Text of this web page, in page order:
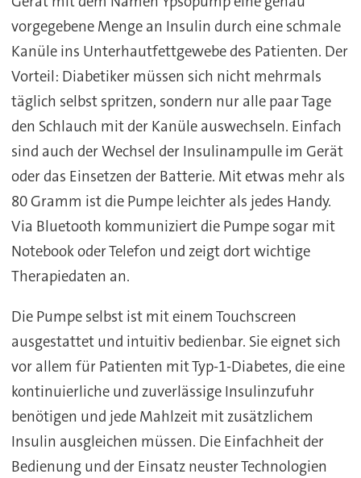
vorgegebene Menge an Insulin durch eine schmale
Kanüle ins Unterhautfettgewebe des Patienten. Der
Vorteil: Diabetiker müssen sich nicht mehrmals
täglich selbst spritzen, sondern nur alle paar Tage
den Schlauch mit der Kanüle auswechseln. Einfach
sind auch der Wechsel der Insulinampulle im Gerät
oder das Einsetzen der Batterie. Mit etwas mehr als
80 Gramm ist die Pumpe leichter als jedes Handy.
Via Bluetooth kommuniziert die Pumpe sogar mit
Notebook oder Telefon und zeigt dort wichtige
Therapiedaten an.
Die Pumpe selbst ist mit einem Touchscreen
ausgestattet und intuitiv bedienbar. Sie eignet sich
vor allem für Patienten mit Typ-1-Diabetes, die eine
kontinuierliche und zuverlässige Insulinzufuhr
benötigen und jede Mahlzeit mit zusätzlichem
Insulin ausgleichen müssen. Die Einfachheit der
Bedienung und der Einsatz neuster Technologien